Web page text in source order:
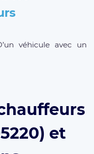
véhicule avec un
et